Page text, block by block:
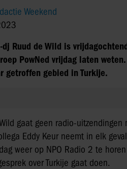
Weekend
dj Ruud de Wild is
PowNed vrijdag laten
getroffen gebied in Turkije.
gaat geen radio-uitzendingen
Eddy Keur neemt in elk
weer op NPO Radio 2 te
over Turkije gaat doen.